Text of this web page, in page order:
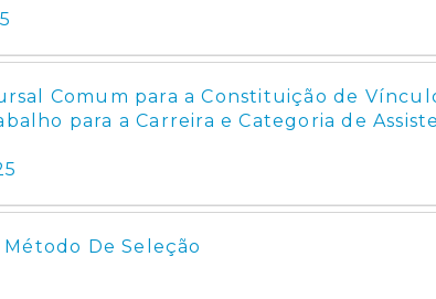
Comum para a Constituição de
para a Carreira e Categoria de
De Seleção